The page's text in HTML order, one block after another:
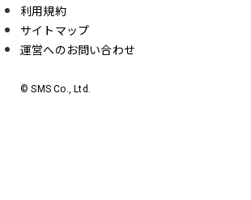
利用規約
サイトマップ
運営へのお問い合わせ
© SMS Co., Ltd.